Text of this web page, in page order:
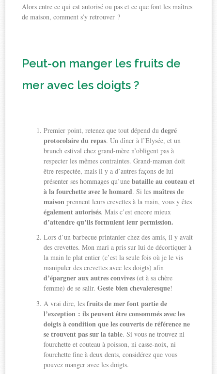
Alors entre ce qui est autorisé ou pas et ce que font les maîtres
de maison, comment s’y retrouver ?
Peut-on manger les fruits de
mer avec les doigts ?
Premier point, retenez que tout dépend dudegré
protocolaire du repas. Un dîner à l’Elysée, et un
brunch estival chez grand-mère n’obligent pas à
respecter les mêmes contraintes. Grand-maman doit
être respectée, mais il y a d’autres façons de lui
présenter ses hommages qu’unebataille au couteau et
à la fourchette avec le homard. Si lesmaîtres de
maison prennent leurs crevettes à la main, vous y êtes
également autorisés. Mais c’est encore mieux
d’attendre qu’ils formulent leur permission.
Lors d’un barbecue printanier chez des amis, il y avait
des crevettes. Mon mari a pris sur lui de décortiquer à
la main le plat entier (c’est la seule fois où je le vis
manipuler des crevettes avec les doigts) afin
d’épargner aux autres convives (et à sa chère
femme) de se salir.Geste bien chevaleresque!
A vrai dire, lesfruits de mer font partie de
l’exception : ils peuvent être consommés avec les
doigts à condition que les couverts de référence ne
se trouvent pas sur la table. Si vous ne trouvez ni
fourchette et couteau à poisson, ni casse-noix, ni
fourchette fine à deux dents, considérez que vous
pouvez manger avec les doigts.